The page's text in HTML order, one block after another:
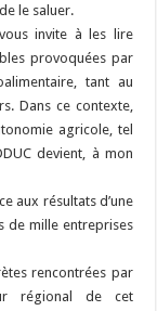
le saluer.
invite à les lire
provoquées par
tant au
Dans ce contexte,
agricole, tel
devient, à mon
aux résultats d’une
de mille entreprises
rencontrées par
régional de cet